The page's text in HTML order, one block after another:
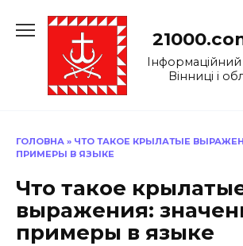
до
Вінниці і
ГОЛОВНА » ЧТО ТАКОЕ КРЫЛАТЫЕ
ПРИМЕРЫ В ЯЗЫКЕ
Что такое
выражения:
примеры в языке